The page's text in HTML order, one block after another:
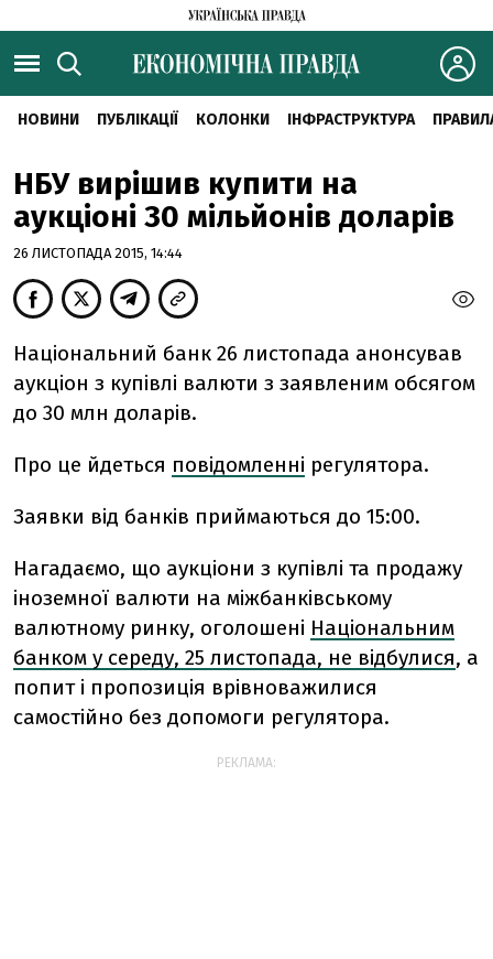
НОВИНИ ПУБЛІКАЦІЇ КОЛОНКИ ІНФРАСТРУКТУРА
НБУ вирішив купити на
аукціоні 30 мільйонів доларів
26 ЛИСТОПАДА 2015, 14:44
Національний банк 26 листопада анонсував
аукціон з купівлі валюти з заявленим обсягом
до 30 млн доларів.
Про це йдеться повідомленні регулятора.
Заявки від банків приймаються до 15:00.
Нагадаємо, що аукціони з купівлі та продажу
іноземної валюти на міжбанківському
валютному ринку, оголошені Національним
банком у середу, 25 листопада, не відбулися, а
попит і пропозиція врівноважилися
самостійно без допомоги регулятора.
РЕКЛАМА: